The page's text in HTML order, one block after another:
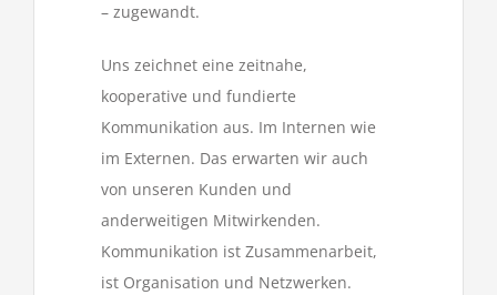
– zugewandt.
Uns zeichnet eine zeitnahe,
kooperative und fundierte
Kommunikation aus. Im Internen wie
im Externen. Das erwarten wir auch
von unseren Kunden und
anderweitigen Mitwirkenden.
Kommunikation ist Zusammenarbeit,
ist Organisation und Netzwerken.